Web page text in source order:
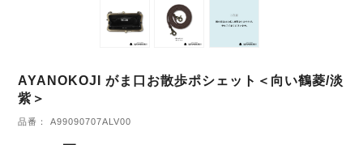
AYANOKOJI がま口お散歩ポシェット＜向い鶴菱/淡
紫＞
品番： A99090707ALV00